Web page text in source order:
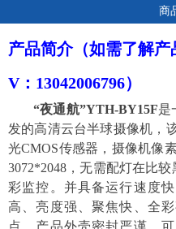
商
产品简介（如需了解
V： 13042006796）
“夜通航”YTH-BY15F是
发的高清云台半球摄像机，
光CMOS传感器，摄像机像
3072*2048，无需配灯在比
彩监控。 并具备运行速度
高、亮度强、聚焦快、 全彩
点。 产品外壳密封严谨，